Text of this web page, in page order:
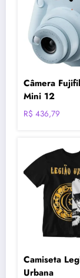
Câmera
Mini 12
R$ 436,79
Camiseta
Urbana